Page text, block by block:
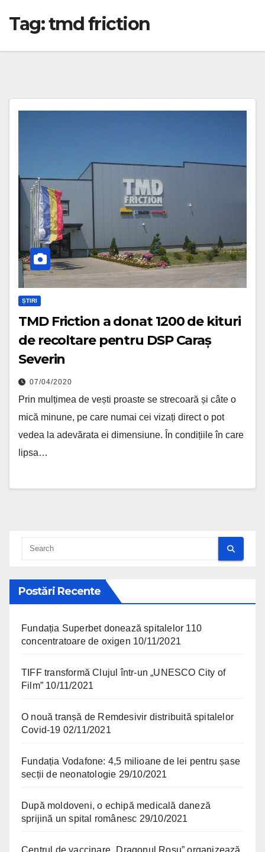
Tag:tmd friction
ȘTIRI
TMD Friction a donat 1200 de kituri
de recoltare pentru DSP Caraș
Severin
07/04/2020
Prin mulțimea de vești proaste se strecoară și câte o
mică minune, pe care numai cei vizați direct o pot
vedea la adevărata ei dimensiune. În condițiile în care
lipsa…
Postări Recente
Fundația Superbet donează spitalelor 110
concentratoare de oxigen 10/11/2021
TIFF transformă Clujul într-un „UNESCO City of
Film” 10/11/2021
O nouă tranșă de Remdesivir distribuită spitalelor
Covid-19 02/11/2021
Fundația Vodafone: 4,5 milioane de lei pentru șase
secții de neonatologie 29/10/2021
După moldoveni, o echipă medicală daneză
sprijină un spital românesc 29/10/2021